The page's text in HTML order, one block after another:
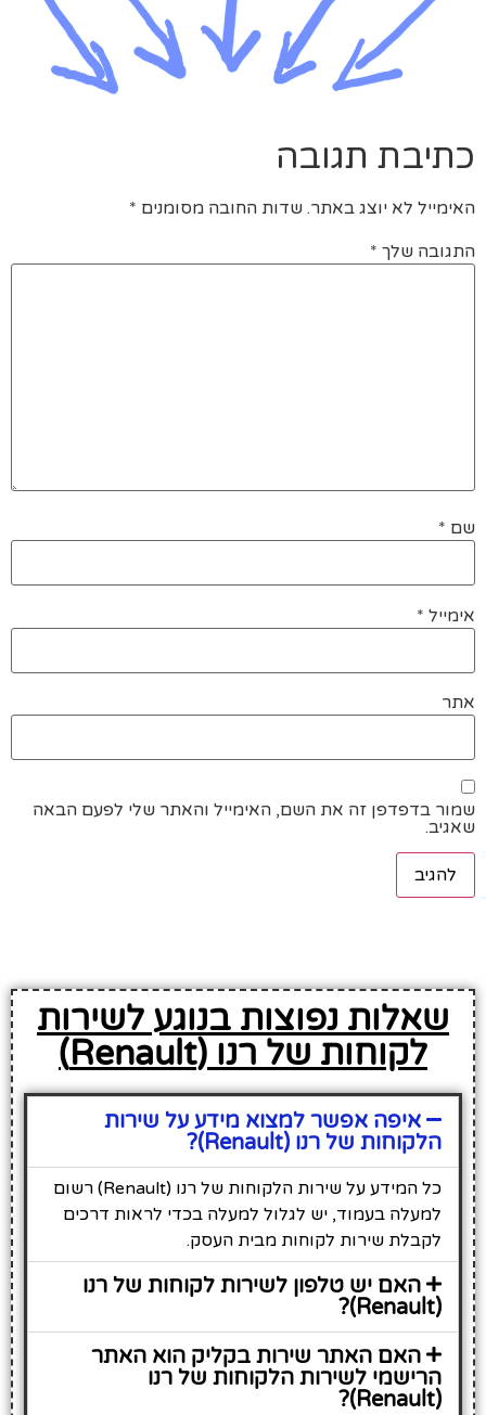
כתיבת תגובה
האימייל לא יוצג באתר. שדות החובה מסומנים *
התגובה שלך *
שם *
אימייל *
אתר
שמור בדפדפן זה את השם, האימייל והאתר שלי לפעם הבאה
שאגיב.
שאלות נפוצות בנוגע לשירות
לקוחות של רנו (Renault)
איפה אפשר למצוא מידע על שירות
הלקוחות של רנו (Renault)?
כל המידע על שירות הלקוחות של רנו (Renault) רשום
למעלה בעמוד, יש לגלול למעלה בכדי לראות דרכים
לקבלת שירות לקוחות מבית העסק.
האם יש טלפון לשירות לקוחות של רנו
(Renault)?
האם האתר שירות בקליק הוא האתר
הרישמי לשירות הלקוחות של רנו
(Renault)?